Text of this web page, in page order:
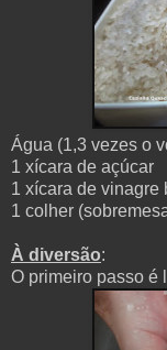
Água (1,3 vezes o
1 xícara de açúcar
1 xícara de vinagre
1 colher
À diversão:
O primeiro passo é